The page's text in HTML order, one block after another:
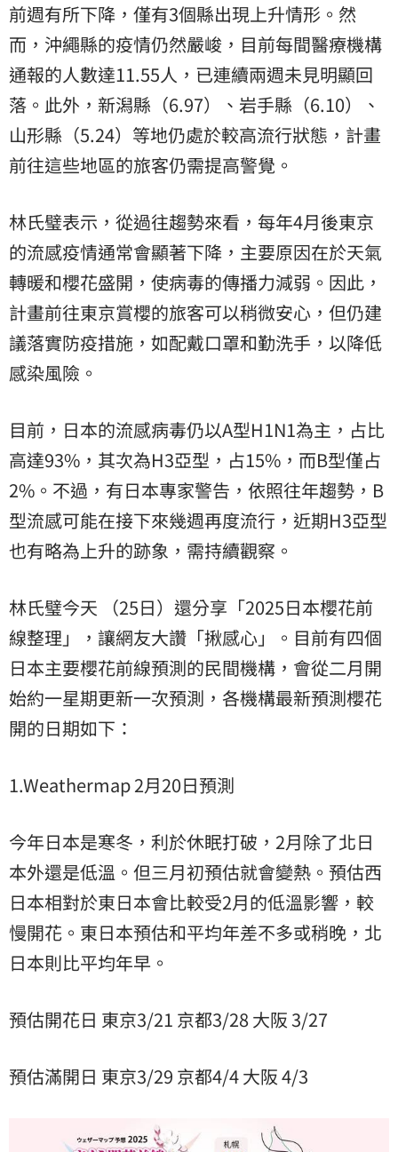
前週有所下降，僅有3個縣出現上升情形。然
而，沖繩縣的疫情仍然嚴峻，目前每間醫療機構
通報的人數達11.55人，已連續兩週未見明顯回
落。此外，新潟縣（6.97）、岩手縣（6.10）、
山形縣（5.24）等地仍處於較高流行狀態，計畫
前往這些地區的旅客仍需提高警覺。
林氏璧表示，從過往趨勢來看，每年4月後東京
的流感疫情通常會顯著下降，主要原因在於天氣
轉暖和櫻花盛開，使病毒的傳播力減弱。因此，
計畫前往東京賞櫻的旅客可以稍微安心，但仍建
議落實防疫措施，如配戴口罩和勤洗手，以降低
感染風險。
目前，日本的流感病毒仍以A型H1N1為主，占比
高達93%，其次為H3亞型，占15%，而B型僅占
2%。不過，有日本專家警告，依照往年趨勢，B
型流感可能在接下來幾週再度流行，近期H3亞型
也有略為上升的跡象，需持續觀察。
林氏璧今天 （25日）還分享「2025日本櫻花前
線整理」，讓網友大讚「揪感心」。目前有四個
日本主要櫻花前線預測的民間機構，會從二月開
始約一星期更新一次預測，各機構最新預測櫻花
開的日期如下：
1.Weathermap 2月20日預測
今年日本是寒冬，利於休眠打破，2月除了北日
本外還是低溫。但三月初預估就會變熱。預估西
日本相對於東日本會比較受2月的低溫影響，較
慢開花。東日本預估和平均年差不多或稍晚，北
日本則比平均年早。
預估開花日 東京3/21 京都3/28 大阪 3/27
預估滿開日 東京3/29 京都4/4 大阪 4/3